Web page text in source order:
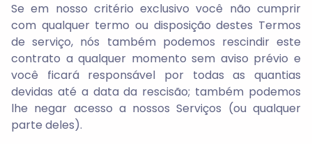
Se em nosso critério exclusivo você não cumprir
com qualquer termo ou disposição destes Termos
de serviço, nós também podemos rescindir este
contrato a qualquer momento sem aviso prévio e
você ficará responsável por todas as quantias
devidas até a data da rescisão; também podemos
lhe negar acesso a nossos Serviços (ou qualquer
parte deles).